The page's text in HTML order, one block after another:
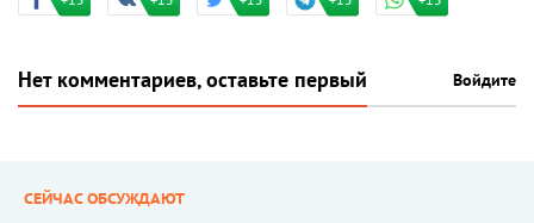
Нет комментариев, оставьте первый Войдите
СЕЙЧАС ОБСУЖДАЮТ